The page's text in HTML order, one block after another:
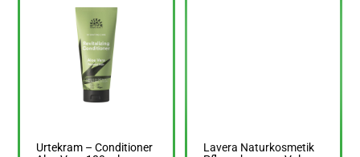
Urtekram – Conditioner
Lavera Naturkosmetik